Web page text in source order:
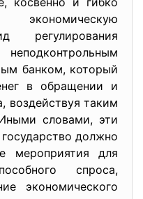
банком, который
в обращении и
воздействуя таким
словами, эти
должно
мероприятия для
спроса,
экономического